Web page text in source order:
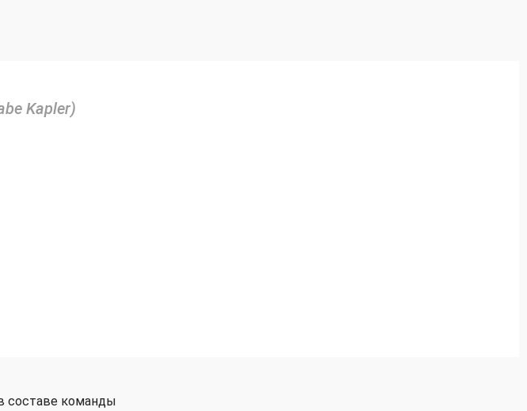
Kapler)
составе команды